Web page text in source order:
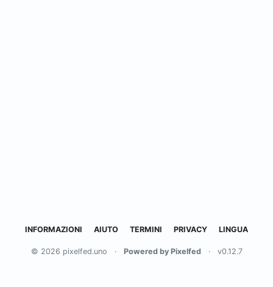
INFORMAZIONI AIUTO TERMINI PRIVACY LINGUA
© 2026 pixelfed.uno · Powered by Pixelfed · v0.12.7